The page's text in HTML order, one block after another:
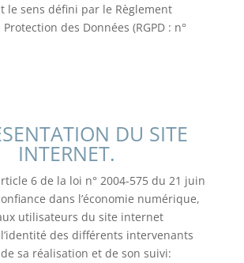
le sens défini par le Règlement
des Données (RGPD : n°
DU SITE
INTERNET.
6 de la loi n° 2004-575 du 21 juin
dans l’économie numérique,
utilisateurs du site internet
des différents intervenants
sa réalisation et de son suivi: